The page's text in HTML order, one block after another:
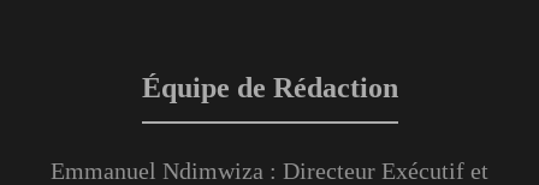
Équipe de Rédaction
Emmanuel Ndimwiza : Directeur Exécutif et